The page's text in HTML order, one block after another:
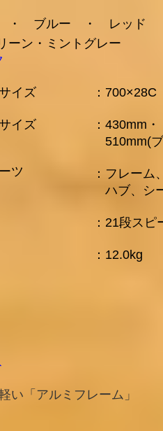
・ ブルー ・ レッド
ーン・ミントグレー
イズ
イズ
ツ
：700×28C
：430mm
510mm(
：フレー
ハブ、シ
：21段スピ
​：12.0kg
い「アルミフレーム」